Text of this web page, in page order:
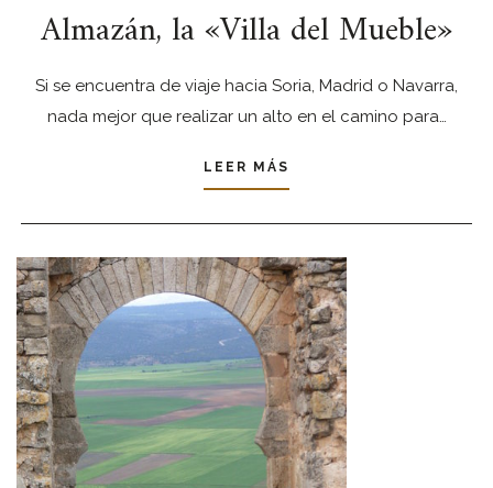
Almazán, la «Villa del Mueble»
Si se encuentra de viaje hacia Soria, Madrid o Navarra,
nada mejor que realizar un alto en el camino para…
LEER MÁS